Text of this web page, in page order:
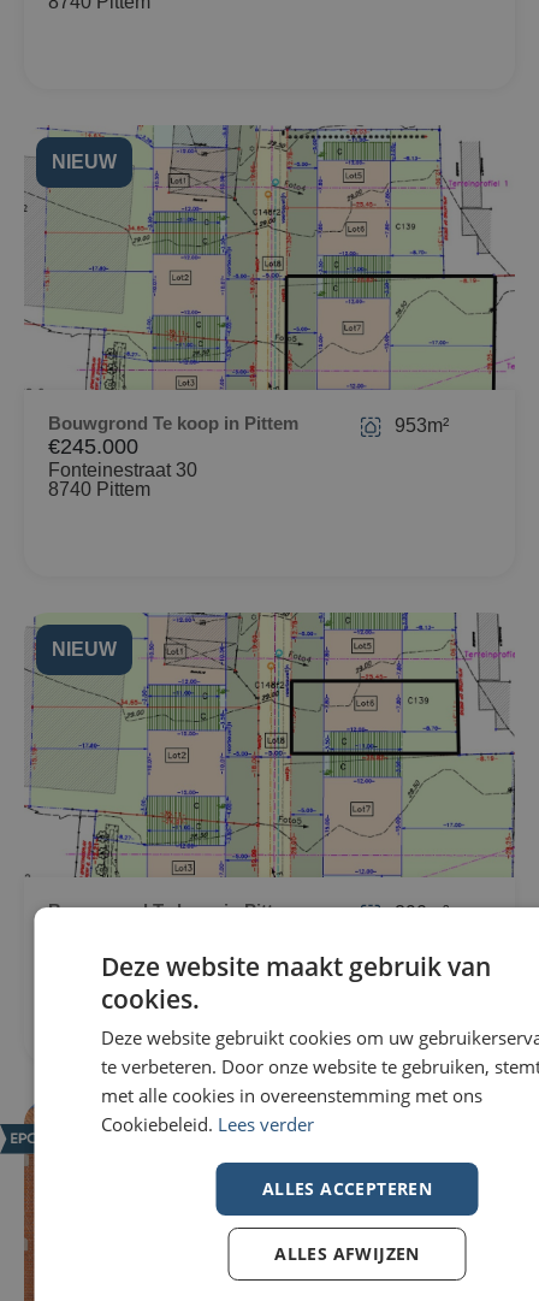
NIEUW
Bouwgrond Te koop in Pittem
€245.000
Fonteinestraat 30
8740 Pittem
953m²
NIEUW
Bouwgrond Te koop in Pittem
Fonteinestraat 30
8740 Pittem
290m²
NIEUW
Deze website maakt gebruik van
cookies.
Deze website gebruikt cookies om uw
te verbeteren. Door onze website te gebruiken,
met alle cookies in overeenstemming met ons
Cookiebeleid. Lees verder
ALLES ACCEPTEREN
ALLES AFWIJZEN